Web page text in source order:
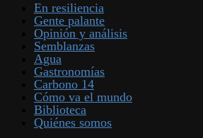
En resiliencia
Gente palante
Opinión y análisis
Semblanzas
Agua
Gastronomías
Carbono 14
Cómo va el mundo
Biblioteca
Quiénes somos